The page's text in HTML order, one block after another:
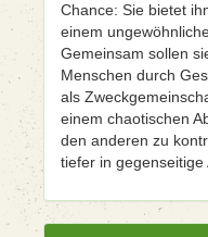
Chance: Sie bietet
einem
Gemeinsam sollen
Menschen durch
als
einem chaotischen
den anderen zu
tiefer in gegenseitige